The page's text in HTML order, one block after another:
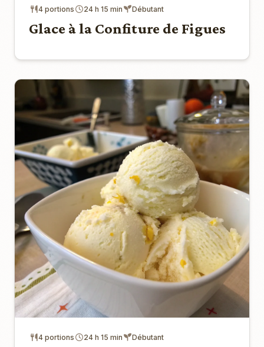
4 portions 24 h 15 min Débutant
Glace à la Confiture de Figues
4 portions 24 h 15 min Débutant